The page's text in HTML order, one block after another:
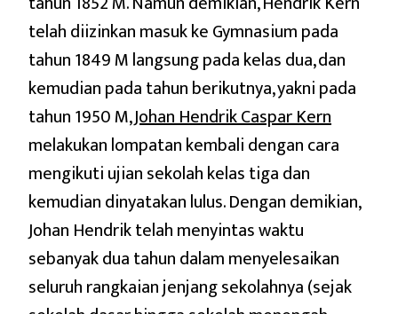
telah diizinkan masuk ke Gymnasium pada
tahun 1849 M langsung pada kelas dua, dan
kemudian pada tahun berikutnya, yakni pada
tahun 1950 M,Johan Hendrik Caspar Kern
melakukan lompatan kembali dengan cara
mengikuti ujian sekolah kelas tiga dan
kemudian dinyatakan lulus. Dengan demikian,
Johan Hendrik telah menyintas waktu
sebanyak dua tahun dalam menyelesaikan
seluruh rangkaian jenjang sekolahnya (sejak